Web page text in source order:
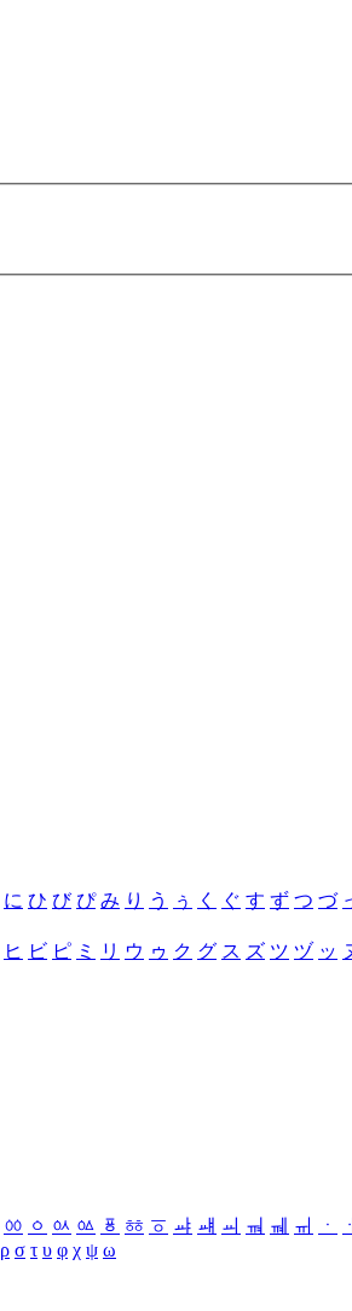
に ひ び ぴ み り う ぅ く ぐ す ず つ づ
ヒ ビ ピ ミ リ ウ ゥ ク グ ス ズ ツ ヅ ッ
ㆀ ㆁ ㆂ ㆃ ㆄ ㆅ ㆆ ㆇ ㆈ ㆉ ㆊ ㆋ ㆌ ㆍ
ㆎ
ρ σ τ υ φ χ ψ ω